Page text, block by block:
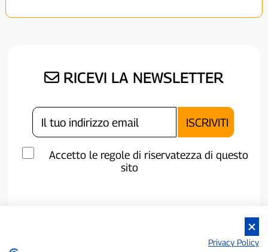
RICEVI LA NEWSLETTER
Accetto le regole di riservatezza di questo
sito
Privacy Policy